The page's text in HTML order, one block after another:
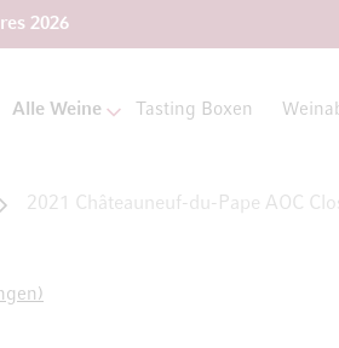
2026
Alle Weine Tasting Boxen
2021 Châteauneuf-du-Pape AOC